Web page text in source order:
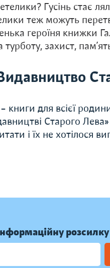
Гусінь стає
теж можуть
героїня книжки
захист,
книги для всієї
Старого
і їх не хотілося
розсилку